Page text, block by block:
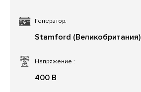
Напряжение :
400 В
Генератор:
Stamford (Великобритания)